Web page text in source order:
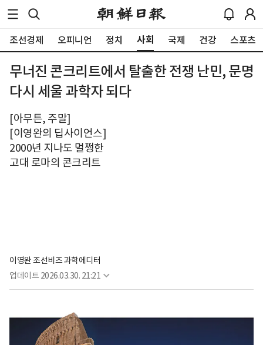
조선경제 오피니언 정치 사회 국제 건강 스포츠
무너진 콘크리트에서 탈출한 전쟁 난민, 문명
다시 세울 과학자 되다
[아무튼, 주말]
[이영완의 딥사이언스]
2000년 지나도 멀쩡한
고대 로마의 콘크리트
이영완 조선비즈 과학에디터
업데이트 2026.03.30. 21:21